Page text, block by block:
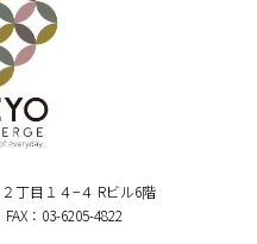
丁目１４−４ Rビル6階
：03-6205-4822